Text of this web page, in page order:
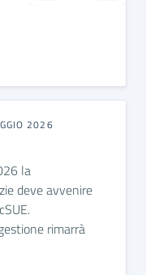
2026
la
deve avvenire
rimarrà